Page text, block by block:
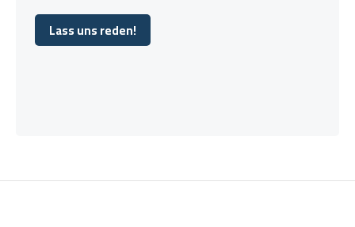
Lass uns reden!
Lass uns reden!